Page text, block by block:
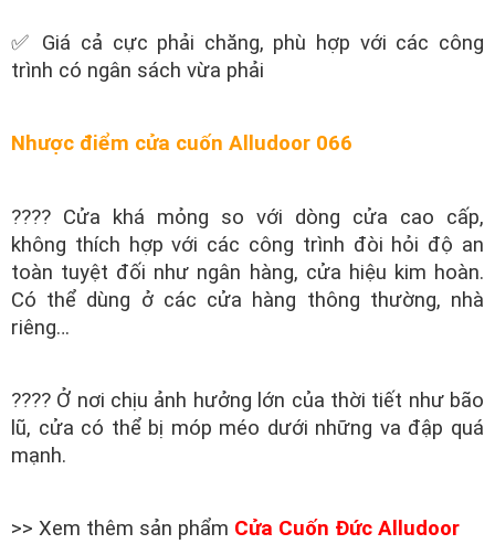
✅ Giá cả cực phải chăng, phù hợp với các công
trình có ngân sách vừa phải
Nhược điểm cửa cuốn Alludoor 066
???? Cửa khá mỏng so với dòng cửa cao cấp,
không thích hợp với các công trình đòi hỏi độ an
toàn tuyệt đối như ngân hàng, cửa hiệu kim hoàn.
Có thể dùng ở các cửa hàng thông thường, nhà
riêng…
???? Ở nơi chịu ảnh hưởng lớn của thời tiết như bão
lũ, cửa có thể bị móp méo dưới những va đập quá
mạnh.
>> Xem thêm sản phẩm Cửa Cuốn Đức Alludoor